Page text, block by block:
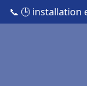
📞 🕒 installation